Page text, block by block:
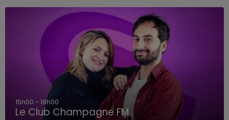
15h00 - 19h00
Le Club Champagne FM